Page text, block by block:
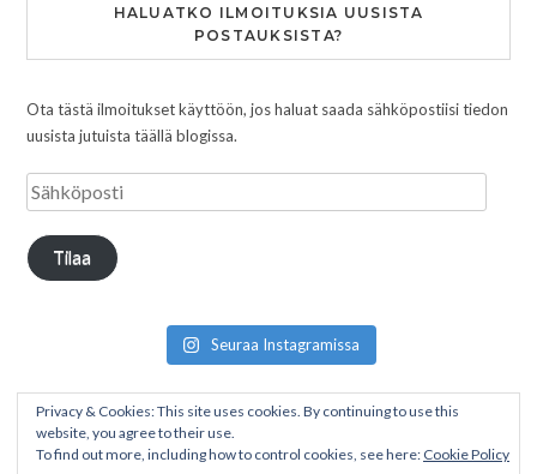
HALUATKO ILMOITUKSIA UUSISTA
POSTAUKSISTA?
Ota tästä ilmoitukset käyttöön, jos haluat saada sähköpostiisi tiedon
uusista jutuista täällä blogissa.
Tilaa
Seuraa Instagramissa
Privacy & Cookies: This site uses cookies. By continuing to use this
website, you agree to their use.
To find out more, including how to control cookies, see here: Cookie Policy